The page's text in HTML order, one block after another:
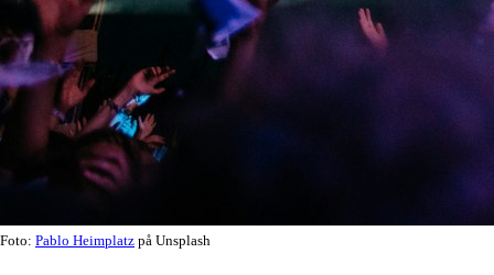
Foto: Pablo Heimplatz på Unsplash